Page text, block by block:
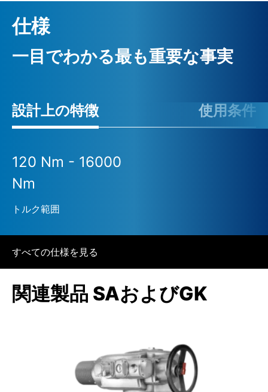
仕様
一目でわかる最も重要な事実
設計上の特徴 使用条件
120 Nm - 16000
Nm
トルク範囲
すべての仕様を見る
関連製品 SAおよびGK